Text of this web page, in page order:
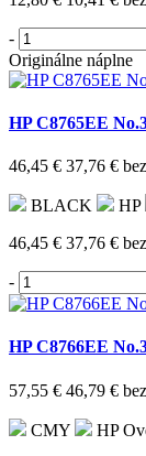
-
Originálne náplne
HP C8765EE
46,45 € 37,76 €
BLACK HP
46,45 € 37,76 €
-
HP C8766EE
57,55 € 46,79 €
CMY HP